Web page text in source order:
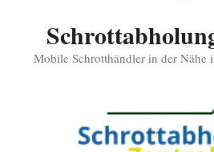
Mobile Schrotthändler in der Nähe